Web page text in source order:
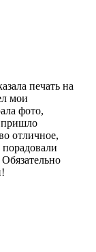
печать на
мои
фото,
пришло
отличное,